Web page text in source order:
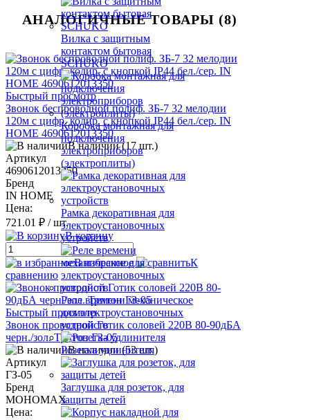
Вилка с защитным
контактом бытовая
SCHUKO
Коробка монтажная для
подключения
электроприборов
(электроплиты)
Рамка декоративная для
электроустановочных
устройств
Реле времени механическое
для электроустановочных
устройств
Розетка удлинителя
Заглушка для розеток, для
защиты детей
АНАЛОГИЧНЫЕ ТОВАРЫ (8)
Быстрый просмотр
Звонок беспроводной полиф. ЗБ-7 32 мелодии
120м с цифр. кодир. с кнопкой IP44 бел./сер. IN
HOME 4690612013350
В наличии (17 шт.)
Артикул
4690612013350
Бренд
IN HOME
Цена:
721.01 ₽ / шт.
В корзину
В избранное
К
сравнению
Быстрый просмотр
Звонок проводной Готик соловей 220В 80-90дБА
черн./зол. Тритон ГЗ-05
В наличии (53 шт.)
Артикул
ГЗ-05
Бренд
МОНОМАХ
Цена: